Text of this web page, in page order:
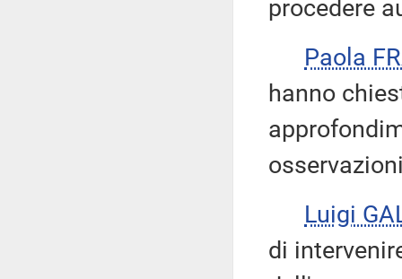
procedere
Paola
hanno
Luigi
di